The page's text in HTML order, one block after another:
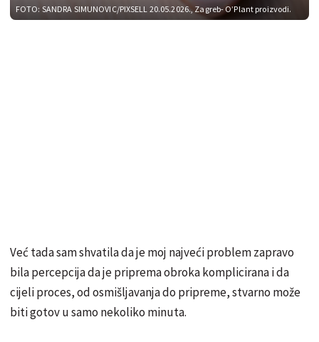
FOTO: SANDRA SIMUNOVIC/PIXSELL 20.05.2026., Zagreb- O’Plant proizvodi.
Već tada sam shvatila da je moj najveći problem zapravo
bila percepcija da je priprema obroka komplicirana i da
cijeli proces, od osmišljavanja do pripreme, stvarno može
biti gotov u samo nekoliko minuta.